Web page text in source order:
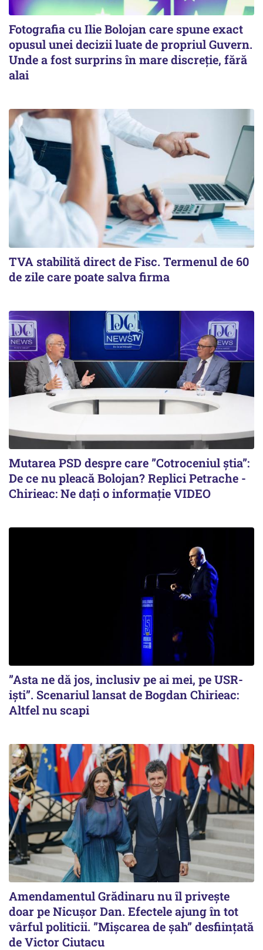
Fotografia cu Ilie Bolojan care spune exact
opusul unei decizii luate de propriul Guvern.
Unde a fost surprins în mare discreție, fără
alai
TVA stabilită direct de Fisc. Termenul de 60
de zile care poate salva firma
Mutarea PSD despre care ”Cotroceniul știa”:
De ce nu pleacă Bolojan? Replici Petrache -
Chirieac: Ne dați o informație VIDEO
”Asta ne dă jos, inclusiv pe ai mei, pe USR-
iști”. Scenariul lansat de Bogdan Chirieac:
Altfel nu scapi
Amendamentul Grădinaru nu îl privește
doar pe Nicușor Dan. Efectele ajung în tot
vârful politicii. ”Mișcarea de șah” desființată
de Victor Ciutacu